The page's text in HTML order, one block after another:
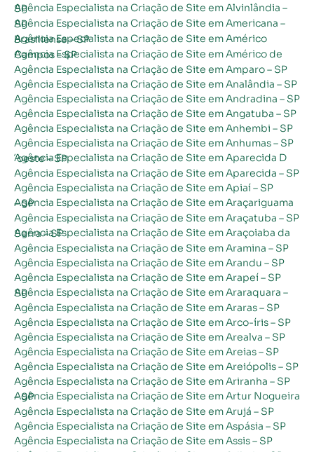
Agência Especialista na Criação de Site em Alvinlândia – SP
Agência Especialista na Criação de Site em Americana – SP
Agência Especialista na Criação de Site em Américo Brasiliense – SP
Agência Especialista na Criação de Site em Américo de Campos – SP
Agência Especialista na Criação de Site em Amparo – SP
Agência Especialista na Criação de Site em Analândia – SP
Agência Especialista na Criação de Site em Andradina – SP
Agência Especialista na Criação de Site em Angatuba – SP
Agência Especialista na Criação de Site em Anhembi – SP
Agência Especialista na Criação de Site em Anhumas – SP
Agência Especialista na Criação de Site em Aparecida D´oeste – SP
Agência Especialista na Criação de Site em Aparecida – SP
Agência Especialista na Criação de Site em Apiaí – SP
Agência Especialista na Criação de Site em Araçariguama – SP
Agência Especialista na Criação de Site em Araçatuba – SP
Agência Especialista na Criação de Site em Araçoiaba da Serra – SP
Agência Especialista na Criação de Site em Aramina – SP
Agência Especialista na Criação de Site em Arandu – SP
Agência Especialista na Criação de Site em Arapeí – SP
Agência Especialista na Criação de Site em Araraquara – SP
Agência Especialista na Criação de Site em Araras – SP
Agência Especialista na Criação de Site em Arco-íris – SP
Agência Especialista na Criação de Site em Arealva – SP
Agência Especialista na Criação de Site em Areias – SP
Agência Especialista na Criação de Site em Areiópolis – SP
Agência Especialista na Criação de Site em Ariranha – SP
Agência Especialista na Criação de Site em Artur Nogueira – SP
Agência Especialista na Criação de Site em Arujá – SP
Agência Especialista na Criação de Site em Aspásia – SP
Agência Especialista na Criação de Site em Assis – SP